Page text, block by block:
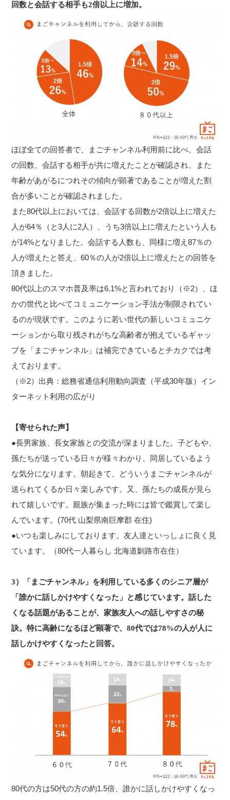
回数と会話する相手も2倍以上に増加。
ほぼ全ての回答者で、まごチャンネル利用前に比べ、会話
の回数、会話する相手が共に増えたことが確認され、また
年齢があがるにつれその傾向が顕著であることが増えた割
合が多いことが確認されました。
また80代以上においては、会話する回数が2倍以上に増えた
人が64％（と3人に2人）、うち3倍以上に増えたという人も
が14%となりました。会話する人数も、同様に増え87％の
人が増えたと答え、60％の人が2倍以上に増えたとの回答を
頂きました。
80代以上のスマホ普及率は6.1%と言われており（※2）、ほ
かの世代と比べてコミュニケーション手法が制限されてい
るのが現状です。このように若い世代の新しいコミュニケ
ーションから取り残されがちな高齢者が抱えているギャッ
プを「まごチャンネル」は補完できているとチカクでは考
えております。
（※2）出典：総務省通信利用動向調査（平成30年版）イン
ターネット利用の広がり
【寄せられた声】
●長男家族、長女家族との交流が深まりました。子どもや、
孫たちが送っている日々が様々わかり、同居しているよう
な気分になります。朝起きて、どういうまごチャンネルが
送られてくるか日々楽しみです。又、孫たちの成長が見ら
れて嬉しいです。親族が集まった時には皆で鑑賞して楽し
んでいます。(70代 山梨県南巨摩郡 在住)
●いつも楽しみにしております。友人達といっしょに良く見
ています。（80代一人暮らし 北海道釧路市在住）
3）「まごチャンネル」を利用している多くのシニア層が
「誰かに話しかけやすくなった」と感じています。話した
くなる話題があることが、家族友人への話しやすさの秘
訣。特に高齢になるほど顕著で、80代では78%の人が人に
話しかけやすくなったと回答。
80代の方は50代の方の約1.5倍、誰かに話しかけやすくなっ